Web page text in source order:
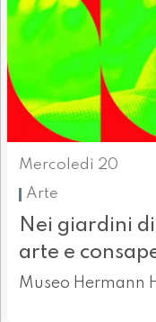
Mercoledì 20
Arte
Nei giardini
arte e
Museo Hermann